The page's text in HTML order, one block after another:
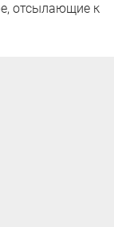
отсылающие к